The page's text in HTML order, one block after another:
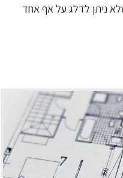
לבצע 3 שלבים שלא ניתן לדלג על אף אחד